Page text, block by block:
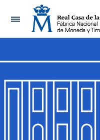
Nabigazioa
Erakutsi/Ezkutatu
Erakutsi/Ezkutatu